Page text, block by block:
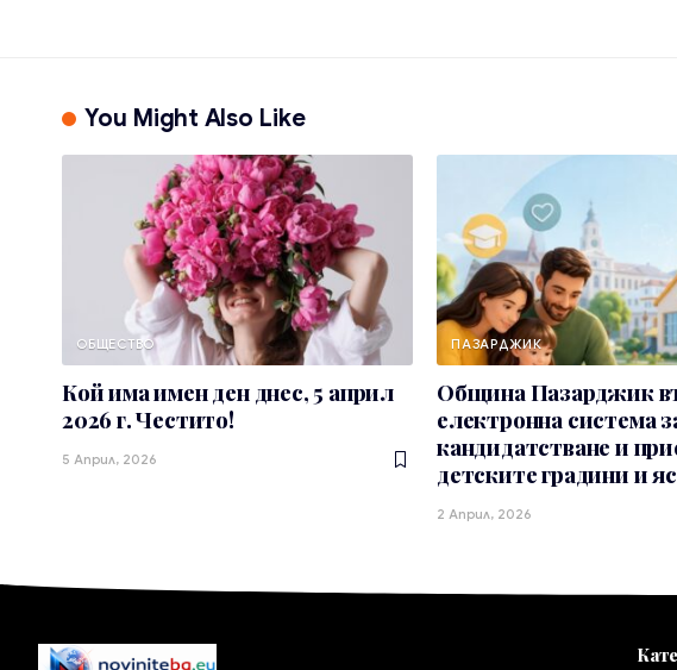
You Might Also Like
ОБЩЕСТВО
Кой има имен ден днес, 5 април
2026 г. Честито!
5 Април, 2026
ПАЗАРДЖИК
Община Пазарджик
електронна система
кандидатстване и
детските градини и
2 Април, 2026